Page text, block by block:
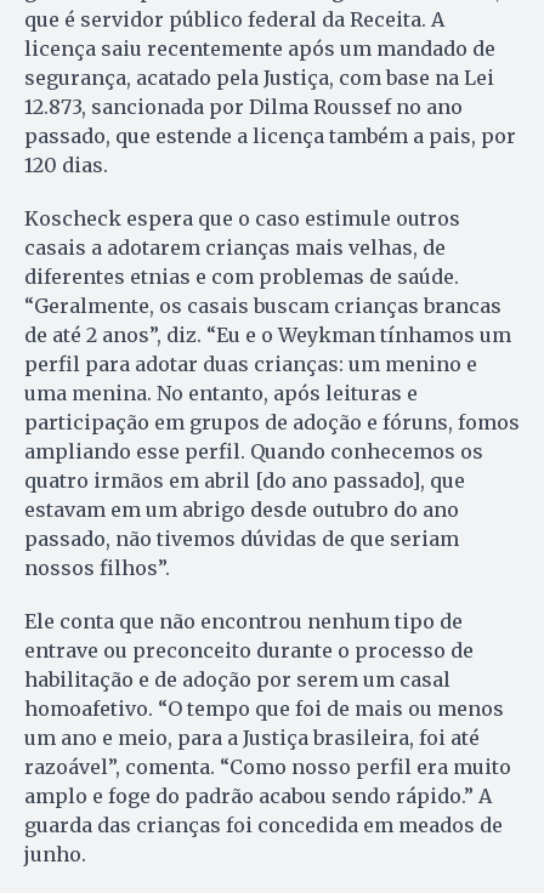
que é servidor público federal da Receita. A
licença saiu recentemente após um mandado de
segurança, acatado pela Justiça, com base na Lei
12.873, sancionada por Dilma Roussef no ano
passado, que estende a licença também a pais, por
120 dias.
Koscheck espera que o caso estimule outros
casais a adotarem crianças mais velhas, de
diferentes etnias e com problemas de saúde.
“Geralmente, os casais buscam crianças brancas
de até 2 anos”, diz. “Eu e o Weykman tínhamos um
perfil para adotar duas crianças: um menino e
uma menina. No entanto, após leituras e
participação em grupos de adoção e fóruns, fomos
ampliando esse perfil. Quando conhecemos os
quatro irmãos em abril [do ano passado], que
estavam em um abrigo desde outubro do ano
passado, não tivemos dúvidas de que seriam
nossos filhos”.
Ele conta que não encontrou nenhum tipo de
entrave ou preconceito durante o processo de
habilitação e de adoção por serem um casal
homoafetivo. “O tempo que foi de mais ou menos
um ano e meio, para a Justiça brasileira, foi até
razoável”, comenta. “Como nosso perfil era muito
amplo e foge do padrão acabou sendo rápido.” A
guarda das crianças foi concedida em meados de
junho.